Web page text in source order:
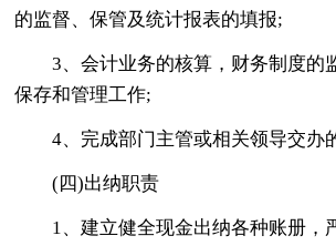
的监督、保管及统计报表的填报;
3、会计业务的核算，财务制度的
保存和管理工作;
4、完成部门主管或相关领导交办
(四)出纳职责
1、建立健全现金出纳各种账册，